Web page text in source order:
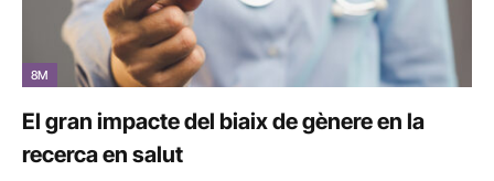
8M
El gran impacte del biaix de gènere en la
recerca en salut